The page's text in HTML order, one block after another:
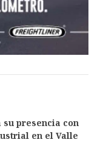
presencia con
en el Valle